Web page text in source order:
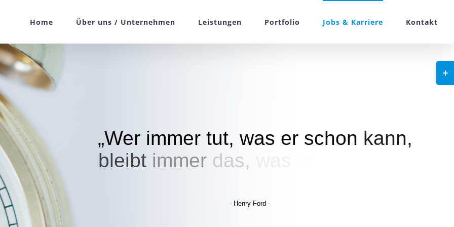
Home Über uns / Unternehmen Leistungen Portfolio Jobs & Karriere Kontakt
„Wer immer tut, was er schon kann,
bleibt immer das,
- Henry Ford -
Bar